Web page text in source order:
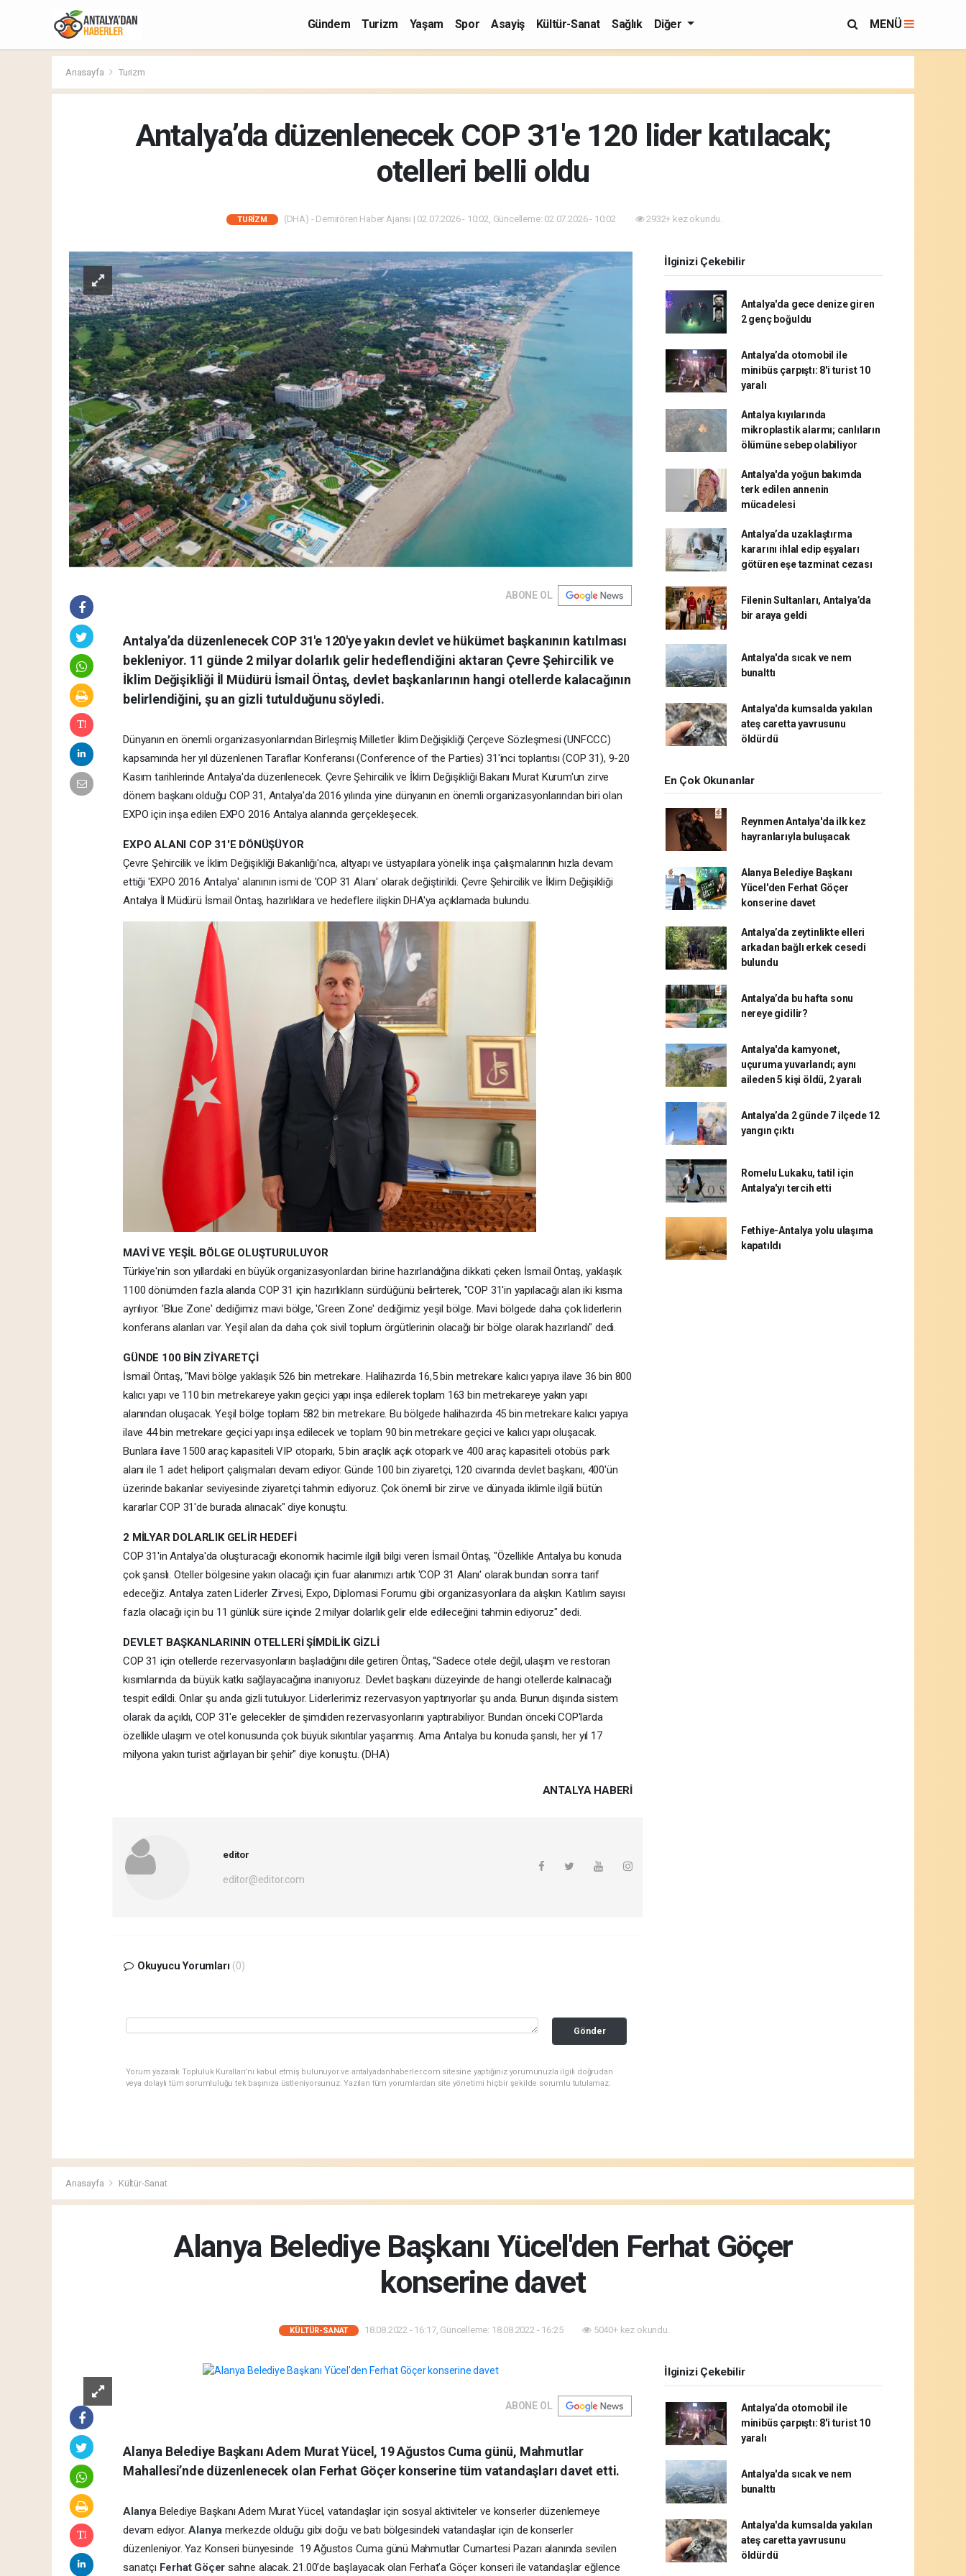
Gündem Turizm Yaşam Spor Asayiş Kültür-Sanat Sağlık Diğer MENÜ
Anasayfa Turizm
Antalya’da düzenlenecek COP 31'e 120 lider katılacak;
otelleri belli oldu
TURIZM (DHA) - Demirören Haber Ajansı | 02.07.2026 - 10:02, Güncelleme: 02.07.2026 - 10:02 2932+ kez okundu.
ABONE OL
Antalya’da düzenlenecek COP 31'e 120'ye yakın devlet ve hükümet başkanının katılması
bekleniyor. 11 günde 2 milyar dolarlık gelir hedeflendiğini aktaran Çevre Şehircilik ve
İklim Değişikliği İl Müdürü İsmail Öntaş, devlet başkanlarının hangi otellerde kalacağının
belirlendiğini, şu an gizli tutulduğunu söyledi.
Dünyanın en önemli organizasyonlarından Birleşmiş Milletler İklim Değişikliği Çerçeve Sözleşmesi (UNFCCC)
kapsamında her yıl düzenlenen Taraflar Konferansı (Conference of the Parties) 31'inci toplantısı (COP 31), 9-20
Kasım tarihlerinde Antalya'da düzenlenecek. Çevre Şehircilik ve İklim Değişikliği Bakanı Murat Kurum'un zirve
dönem başkanı olduğu COP 31, Antalya'da 2016 yılında yine dünyanın en önemli organizasyonlarından biri olan
EXPO için inşa edilen EXPO 2016 Antalya alanında gerçekleşecek.
EXPO ALANI COP 31'E DÖNÜŞÜYOR
Çevre Şehircilik ve İklim Değişikliği Bakanlığı'nca, altyapı ve üstyapılara yönelik inşa çalışmalarının hızla devam
ettiği 'EXPO 2016 Antalya' alanının ismi de 'COP 31 Alanı' olarak değiştirildi. Çevre Şehircilik ve İklim Değişikliği
Antalya İl Müdürü İsmail Öntaş, hazırlıklara ve hedeflere ilişkin DHA'ya açıklamada bulundu.
MAVİ VE YEŞİL BÖLGE OLUŞTURULUYOR
Türkiye'nin son yıllardaki en büyük organizasyonlardan birine hazırlandığına dikkati çeken İsmail Öntaş, yaklaşık
1100 dönümden fazla alanda COP 31 için hazırlıkların sürdüğünü belirterek, "COP 31'in yapılacağı alan iki kısma
ayrılıyor. 'Blue Zone' dediğimiz mavi bölge, 'Green Zone' dediğimiz yeşil bölge. Mavi bölgede daha çok liderlerin
konferans alanları var. Yeşil alan da daha çok sivil toplum örgütlerinin olacağı bir bölge olarak hazırlandı" dedi.
GÜNDE 100 BİN ZİYARETÇİ
İsmail Öntaş, "Mavi bölge yaklaşık 526 bin metrekare. Halihazırda 16,5 bin metrekare kalıcı yapıya ilave 36 bin 800
kalıcı yapı ve 110 bin metrekareye yakın geçici yapı inşa edilerek toplam 163 bin metrekareye yakın yapı
alanından oluşacak. Yeşil bölge toplam 582 bin metrekare. Bu bölgede halihazırda 45 bin metrekare kalıcı yapıya
ilave 44 bin metrekare geçici yapı inşa edilecek ve toplam 90 bin metrekare geçici ve kalıcı yapı oluşacak.
Bunlara ilave 1500 araç kapasiteli VIP otoparkı, 5 bin araçlık açık otopark ve 400 araç kapasiteli otobüs park
alanı ile 1 adet heliport çalışmaları devam ediyor. Günde 100 bin ziyaretçi, 120 civarında devlet başkanı, 400'ün
üzerinde bakanlar seviyesinde ziyaretçi tahmin ediyoruz. Çok önemli bir zirve ve dünyada iklimle ilgili bütün
kararlar COP 31'de burada alınacak" diye konuştu.
2 MİLYAR DOLARLIK GELİR HEDEFİ
COP 31'in Antalya'da oluşturacağı ekonomik hacimle ilgili bilgi veren İsmail Öntaş, "Özellikle Antalya bu konuda
çok şanslı. Oteller bölgesine yakın olacağı için fuar alanımızı artık 'COP 31 Alanı' olarak bundan sonra tarif
edeceğiz. Antalya zaten Liderler Zirvesi, Expo, Diplomasi Forumu gibi organizasyonlara da alışkın. Katılım sayısı
fazla olacağı için bu 11 günlük süre içinde 2 milyar dolarlık gelir elde edileceğini tahmin ediyoruz" dedi.
DEVLET BAŞKANLARININ OTELLERİ ŞİMDİLİK GİZLİ
COP 31 için otellerde rezervasyonların başladığını dile getiren Öntaş, “Sadece otele değil, ulaşım ve restoran
kısımlarında da büyük katkı sağlayacağına inanıyoruz. Devlet başkanı düzeyinde de hangi otellerde kalınacağı
tespit edildi. Onlar şu anda gizli tutuluyor. Liderlerimiz rezervasyon yaptırıyorlar şu anda. Bunun dışında sistem
olarak da açıldı, COP 31'e gelecekler de şimdiden rezervasyonlarını yaptırabiliyor. Bundan önceki COP'larda
özellikle ulaşım ve otel konusunda çok büyük sıkıntılar yaşanmış. Ama Antalya bu konuda şanslı, her yıl 17
milyona yakın turist ağırlayan bir şehir" diye konuştu. (DHA)
ANTALYA HABERİ
editor
editor@editor.com
Okuyucu Yorumları (0)
Gönder
Yorum yazarak Topluluk Kuralları’nı kabul etmiş bulunuyor ve antalyadanhaberler.com sitesine yaptığınız yorumunuzla ilgili doğrudan
veya dolaylı tüm sorumluluğu tek başınıza üstleniyorsunuz. Yazılan tüm yorumlardan site yönetimi hiçbir şekilde sorumlu tutulamaz.
İlginizi Çekebilir
Antalya'da gece denize giren
2 genç boğuldu
Antalya’da otomobil ile
minibüs çarpıştı: 8'i turist 10
yaralı
Antalya kıyılarında
mikroplastik alarmı; canlıların
ölümüne sebep olabiliyor
Antalya'da yoğun bakımda
terk edilen annenin
mücadelesi
Antalya’da uzaklaştırma
kararını ihlal edip eşyaları
götüren eşe tazminat cezası
Filenin Sultanları, Antalya’da
bir araya geldi
Antalya'da sıcak ve nem
bunalttı
Antalya'da kumsalda yakılan
ateş caretta yavrusunu
öldürdü
En Çok Okunanlar
Reynmen Antalya'da ilk kez
hayranlarıyla buluşacak
Alanya Belediye Başkanı
Yücel'den Ferhat Göçer
konserine davet
Antalya’da zeytinlikte elleri
arkadan bağlı erkek cesedi
bulundu
Antalya’da bu hafta sonu
nereye gidilir?
Antalya'da kamyonet,
uçuruma yuvarlandı; aynı
aileden 5 kişi öldü, 2 yaralı
Antalya’da 2 günde 7 ilçede 12
yangın çıktı
Romelu Lukaku, tatil için
Antalya'yı tercih etti
Fethiye-Antalya yolu ulaşıma
kapatıldı
Anasayfa Kültür-Sanat
Alanya Belediye Başkanı Yücel'den Ferhat Göçer
konserine davet
KÜLTÜR-SANAT 18.08.2022 - 16:17, Güncelleme: 18.08.2022 - 16:25 5040+ kez okundu.
ABONE OL
Alanya Belediye Başkanı Adem Murat Yücel, 19 Ağustos Cuma günü, Mahmutlar
Mahallesi’nde düzenlenecek olan Ferhat Göçer konserine tüm vatandaşları davet etti.
Alanya Belediye Başkanı Adem Murat Yücel, vatandaşlar için sosyal aktiviteler ve konserler düzenlemeye
devam ediyor.Alanyamerkezde olduğu gibi doğu ve batı bölgesindeki vatandaşlar için de konserler
düzenleniyor. Yaz Konseri bünyesinde 19 Ağustos Cuma günü Mahmutlar Cumartesi Pazarı alanında sevilen
sanatçı Ferhat Göçersahne alacak. 21.00’de başlayacak olan Ferhat’a Göçer konseri ile vatandaşlar eğlence
İlginizi Çekebilir
Antalya’da otomobil ile
minibüs çarpıştı: 8'i turist 10
yaralı
Antalya'da sıcak ve nem
bunalttı
Antalya'da kumsalda yakılan
ateş caretta yavrusunu
öldürdü